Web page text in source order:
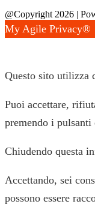
@Copyright 2026 |
My Agile Privacy®
Questo sito utilizza
Puoi accettare,
premendo i pulsanti
Chiudendo questa
Accettando, sei
possono essere